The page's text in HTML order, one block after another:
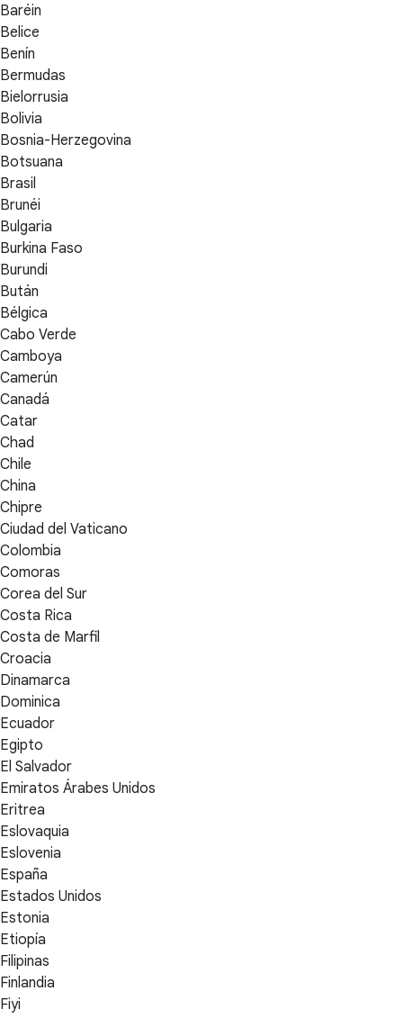
Baréin
Belice
Benín
Bermudas
Bielorrusia
Bolivia
Bosnia-Herzegovina
Botsuana
Brasil
Brunéi
Bulgaria
Burkina Faso
Burundi
Bután
Bélgica
Cabo Verde
Camboya
Camerún
Canadá
Catar
Chad
Chile
China
Chipre
Ciudad del Vaticano
Colombia
Comoras
Corea del Sur
Costa Rica
Costa de Marfil
Croacia
Dinamarca
Dominica
Ecuador
Egipto
El Salvador
Emiratos Árabes Unidos
Eritrea
Eslovaquia
Eslovenia
España
Estados Unidos
Estonia
Etiopía
Filipinas
Finlandia
Fiyi